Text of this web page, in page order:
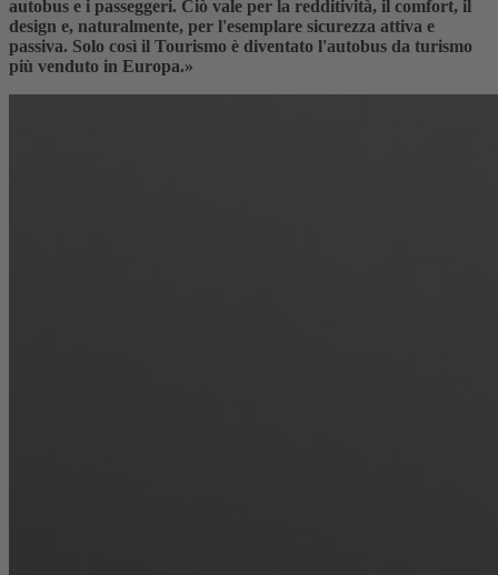
autobus e i passeggeri. Ciò vale per la redditività, il comfort, il
design e, naturalmente, per l'esemplare sicurezza attiva e
passiva. Solo così il Tourismo è diventato l'autobus da turismo
più venduto in Europa.»